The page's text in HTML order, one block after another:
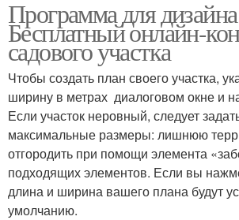
для ландшафтного
дизайна
Программа для
Бесплатный онлайн-
садового участка
Чтобы создать план своего участка,
ширину в метрах диалоговом окне и
Если участок неровный, следует
максимальные размеры: лишнюю
отгородить при помощи элемента
подходящих элементов. Если вы
длина и ширина вашего плана будут
умолчанию.